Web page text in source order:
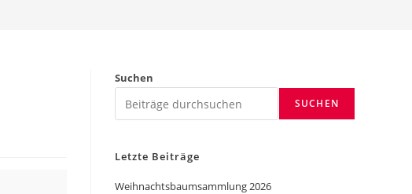
Suchen
SUCHEN
Letzte Beiträge
Weihnachtsbaumsammlung 2026